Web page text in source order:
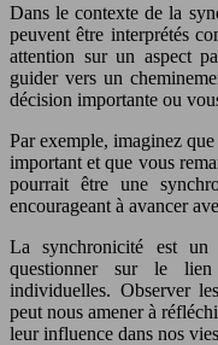
Dans le contexte de la
peuvent être interprétés
attention sur un aspect
guider vers un
décision importante ou
Par exemple, imaginez
important et que vous
pourrait être une
encourageant à avancer
La synchronicité est
questionner sur le
individuelles. Observer
peut nous amener à
leur influence dans nos